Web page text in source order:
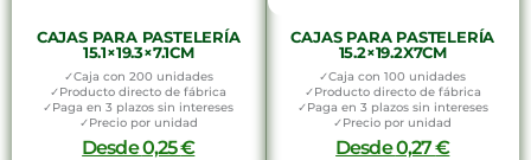
CAJAS PARA PASTELERÍA
15.1×19.3×7.1CM
✓Caja con 200 unidades
✓Producto directo de fábrica
✓Paga en 3 plazos sin intereses
✓Precio por unidad
Desde0,25€
CAJAS PARA PASTELERÍA
15.2×19.2X7CM
✓Caja con 100 unidades
✓Producto directo de fábrica
✓Paga en 3 plazos sin intereses
✓Precio por unidad
Desde0,27€